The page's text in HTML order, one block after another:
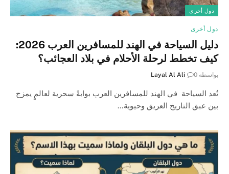
دول أخرى
دول أخرى
دليل السياحة في الهند للمسافرين العرب 2026:
كيف تخطط لرحلة الأحلام في بلاد العجائب؟
بواسطة Layal Al Ali 0
تُعد السياحة في الهند للمسافرين العرب بوابةً سحرية لعالمٍ يمزج
بين عبق التاريخ العريق وحيوية…